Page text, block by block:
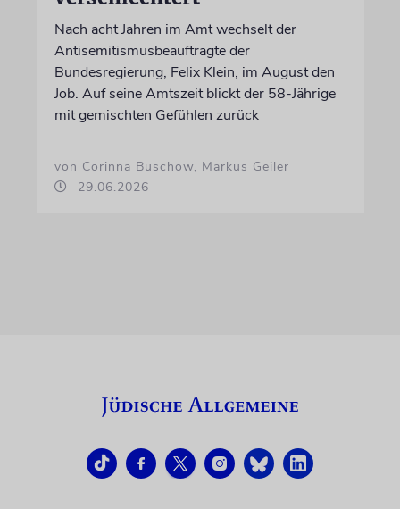
Nach acht Jahren im Amt wechselt der
Antisemitismusbeauftragte der
Bundesregierung, Felix Klein, im August den
Job. Auf seine Amtszeit blickt der 58-Jährige
mit gemischten Gefühlen zurück
von Corinna Buschow, Markus Geiler
29.06.2026